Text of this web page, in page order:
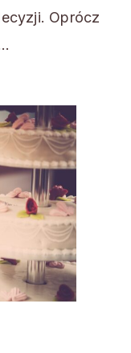
Oprócz